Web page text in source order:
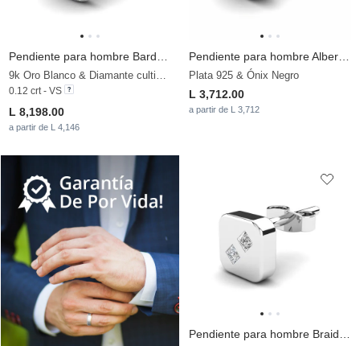
9k Oro Blanco & Diamante cultivado en laboratorio & Ónix Negro
0.12 crt - VS
L 8,198.00
a partir de L 4,146
Plata 925 & Ónix Negro
L 3,712.00
a partir de L 3,712